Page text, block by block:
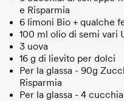
e Risparmia
6 limoni Bio + qualche
100 ml olio di semi vari
3 uova
16 g di lievito per dolci
Per la glassa - 90g
Risparmia
Per la glassa - 4